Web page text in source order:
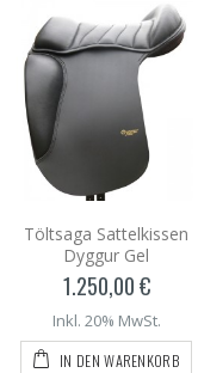
Töltsaga Sattelkissen
Dyggur Gel
1.250,00 €
Inkl. 20% MwSt.
IN DEN WARENKORB